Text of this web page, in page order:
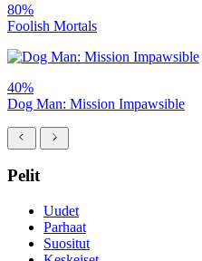
80%
Foolish Mortals
40%
Dog Man: Mission Impawsible
Pelit
Uudet
Parhaat
Suositut